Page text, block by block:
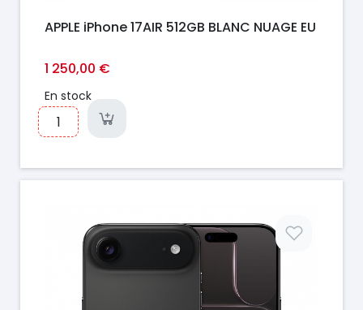
APPLE iPhone 17AIR 512GB BLANC NUAGE EU
1 250,00 €
En stock